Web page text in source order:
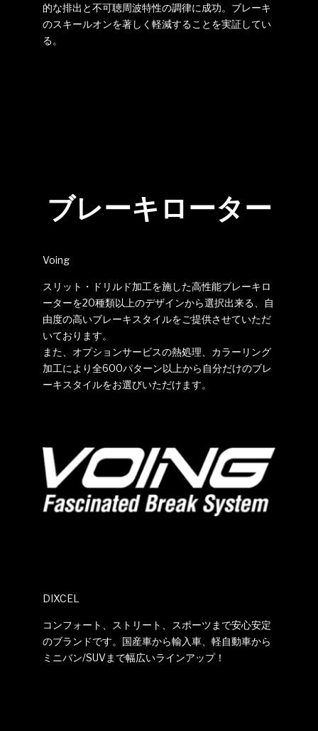
的な排出と不可聴周波特性の調律に成功。ブレーキ
のスキールオンを著しく軽減することを実証してい
る。
ブレーキローター
Voing
スリット・ドリルド加工を施した高性能ブレーキロ
ーターを20種類以上のデザインから選択出来る、自
由度の高いブレーキスタイルをご提供させていただ
いております。
また、オプションサービスの熱処理、カラーリング
加工により全600パターン以上から自分だけのブレ
ーキスタイルをお選びいただけます。
DIXCEL
コンフォート、ストリート、スポーツまで安心安定
のブランドです。国産車から輸入車、軽自動車から
ミニバン/SUVまで幅広いラインアップ！